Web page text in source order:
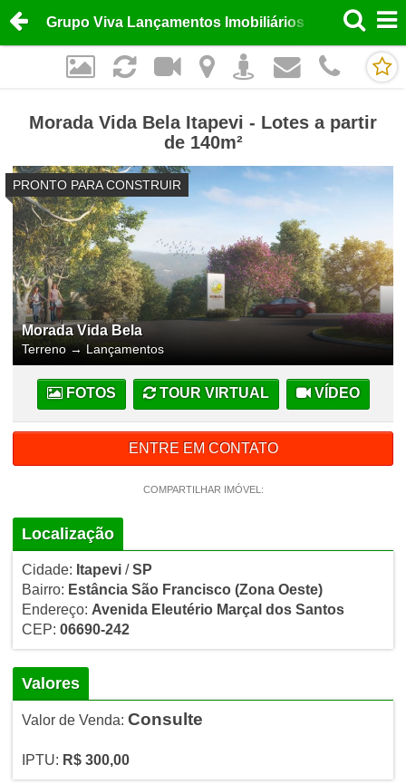
Grupo Viva Lançamentos Imobiliários
Morada Vida Bela Itapevi - Lotes a partir
de 140m²
PRONTO PARA CONSTRUIR
Morada Vida Bela
Terreno →Lançamentos
FOTOS TOUR VIRTUAL VÍDEO
ENTRE EM CONTATO
COMPARTILHAR IMÓVEL:
Localização
Cidade: Itapevi/SP
Bairro: Estância São Francisco (Zona Oeste)
Endereço: Avenida Eleutério Marçal dos Santos
CEP: 06690-242
Valores
Valor de Venda: Consulte
IPTU: R$ 300,00